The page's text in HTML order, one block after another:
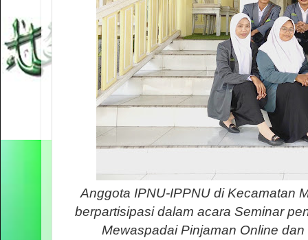
Anggota IPNU-IPPNU di Kecamatan
berpartisipasi dalam acara Seminar
Mewaspadai Pinjaman Online